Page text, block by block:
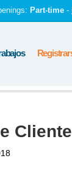
Part-time -
Cliente